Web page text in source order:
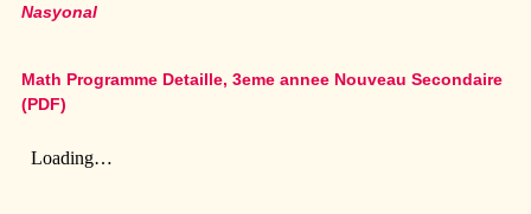
Nasyonal
Math Programme Detaille, 3eme annee Nouveau Secondaire
(PDF)